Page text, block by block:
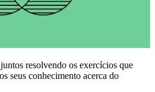
resolvendo os exercícios que
seus conhecimento acerca do